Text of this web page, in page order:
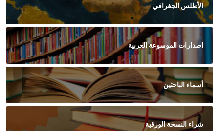
الأطلس الجغرافي
اصدارات الموسوعة العربية
أسماء الباحثين
شراء النسخة الورقية